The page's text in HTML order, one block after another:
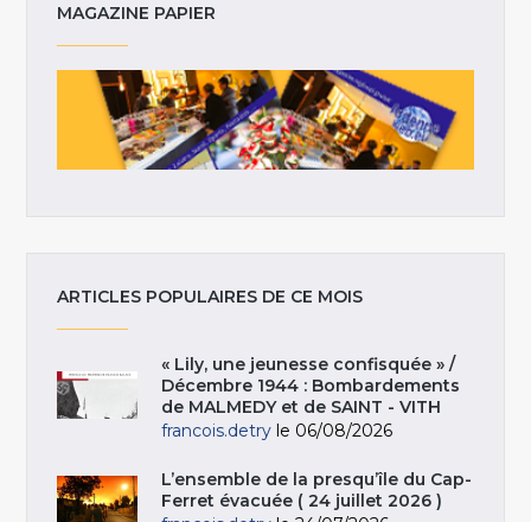
MAGAZINE PAPIER
ARTICLES POPULAIRES DE CE MOIS
« Lily, une jeunesse confisquée » /
Décembre 1944 : Bombardements
de MALMEDY et de SAINT - VITH
francois.detry le 06/08/2026
L’ensemble de la presqu’île du Cap-
Ferret évacuée ( 24 juillet 2026 )